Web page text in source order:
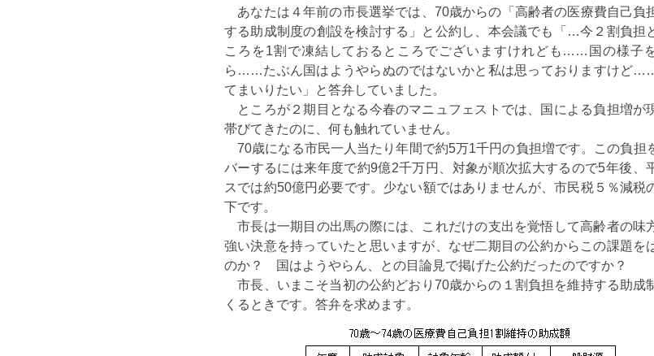
あなたは４年前の市長選挙では、70歳からの「高齢者の医療費自己負
する助成制度の創設を検討する」と公約し、本会議でも「…今２割負担
ころを1割で凍結しておるところでございますけれども……国の様子
ら……たぶん国はようやらぬのではないかと私は思っておりますけど
てまいりたい」と答弁していました。
ところが２期目となる今春のマニュフェストでは、国による負担増が
帯びてきたのに、何も触れていません。
70歳になる市民一人当たり年間で約5万1千円の負担増です。この負担
バーするには来年度で約9億2千万円、対象が順次拡大するので5年後、
スでは約50億円必要です。少ない額ではありませんが、市民税５％減税
下です。
市長は一期目の出馬の際には、これだけの支出を覚悟して高齢者の味
強い決意を持っていたと思いますが、なぜ二期目の公約からこの課題を
のか？ 国はようやらん、との目論見で掲げた公約だったのですか？
市長、いまこそ当初の公約どおり70歳からの１割負担を維持する助成
くるときです。答弁を求めます。